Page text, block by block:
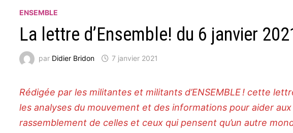
ENSEMBLE
La lettre d’Ensemble! du 6 janvier
par Didier Bridon 7 janvier 2021
Rédi­­­­­­­gée par les mili­­­­­­­tantes et mili­­­­­­­tants d’ENSEMBLE ! cette
les analyses du mouve­­­­­­­ment et des infor­­­­­­­ma­­­­­­­tions pour aider
rassem­­­­­­­ble­­­­­­­ment de celles et ceux qui pensent qu’un autre